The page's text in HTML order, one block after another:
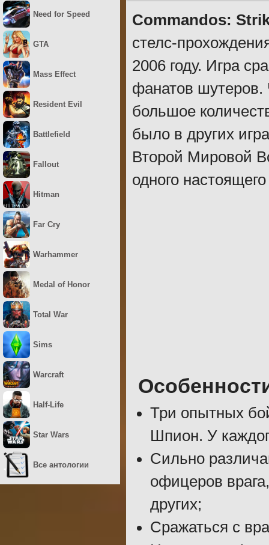
Commandos:
стелс-
2006 году. Игра
фанатов шутеров.
большое
было в других
Второй Мировой
одного
Три опытных
Шпион. У
Сильно
офицеров
других;
Сражаться с
Need for Speed
GTA
Mass Effect
Resident Evil
Battlefield
Fallout
Hitman
Far Cry
Warhammer
Medal of Honor
Total War
Sims
Warcraft
Half-Life
Star Wars
Все антологии